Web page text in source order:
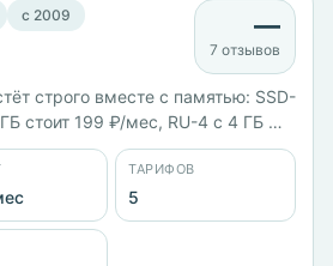
c 2009 —
7 отзывов
строго вместе с памятью: SSD-
стоит 199 ₽/мес, RU-4 с 4 ГБ —
RU-6 с 3 ядрами и 6 ГБ — 599
8 с 4 ядрами и 8 ГБ — 799 ₽/мес,
8 ядрами, 16 ГБ и диском на 200 ГБ
мес. Площадки в России,
Канаде.
ТАРИФОВ
5